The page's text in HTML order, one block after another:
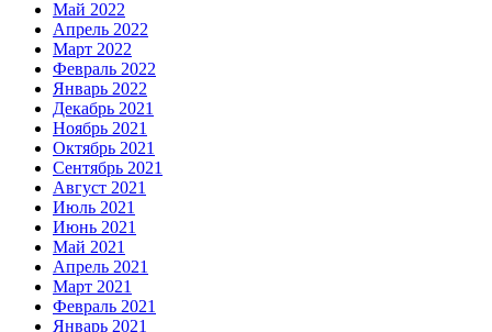
Май 2022
Апрель 2022
Март 2022
Февраль 2022
Январь 2022
Декабрь 2021
Ноябрь 2021
Октябрь 2021
Сентябрь 2021
Август 2021
Июль 2021
Июнь 2021
Май 2021
Апрель 2021
Март 2021
Февраль 2021
Январь 2021